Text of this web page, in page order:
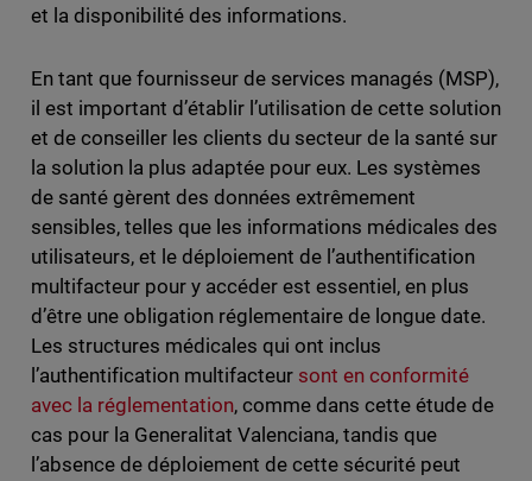
et la disponibilité des informations.
En tant que fournisseur de services managés (MSP),
il est important d’établir l’utilisation de cette solution
et de conseiller les clients du secteur de la santé sur
la solution la plus adaptée pour eux. Les systèmes
de santé gèrent des données extrêmement
sensibles, telles que les informations médicales des
utilisateurs, et le déploiement de l’authentification
multifacteur pour y accéder est essentiel, en plus
d’être une obligation réglementaire de longue date.
Les structures médicales qui ont inclus
l’authentification multifacteur sont en conformité
avec la réglementation, comme dans cette étude de
cas pour la Generalitat Valenciana, tandis que
l’absence de déploiement de cette sécurité peut